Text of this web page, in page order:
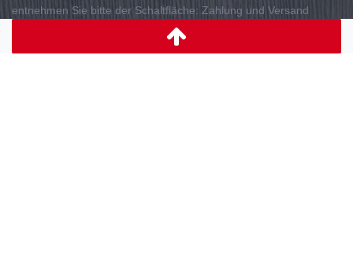
entnehmen Sie bitte der Schaltfläche: Zahlung und Versand